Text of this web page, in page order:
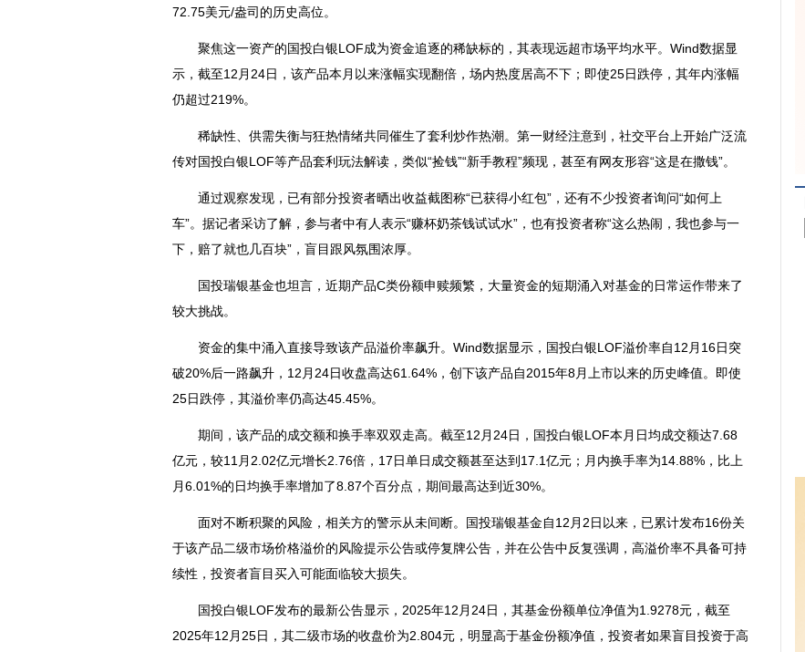
72.75美元/盎司的历史高位。
聚焦这一资产的国投白银LOF成为资金追逐的稀缺标的，其表现远超市场平均水平。Wind数据显
示，截至12月24日，该产品本月以来涨幅实现翻倍，场内热度居高不下；即使25日跌停，其年内涨幅
仍超过219%。
稀缺性、供需失衡与狂热情绪共同催生了套利炒作热潮。第一财经注意到，社交平台上开始广泛流
传对国投白银LOF等产品套利玩法解读，类似“捡钱”“新手教程”频现，甚至有网友形容“这是在撒钱”。
通过观察发现，已有部分投资者晒出收益截图称“已获得小红包”，还有不少投资者询问“如何上
车”。据记者采访了解，参与者中有人表示“赚杯奶茶钱试试水”，也有投资者称“这么热闹，我也参与一
下，赔了就也几百块”，盲目跟风氛围浓厚。
国投瑞银基金也坦言，近期产品C类份额申赎频繁，大量资金的短期涌入对基金的日常运作带来了
较大挑战。
资金的集中涌入直接导致该产品溢价率飙升。Wind数据显示，国投白银LOF溢价率自12月16日突
破20%后一路飙升，12月24日收盘高达61.64%，创下该产品自2015年8月上市以来的历史峰值。即使
25日跌停，其溢价率仍高达45.45%。
期间，该产品的成交额和换手率双双走高。截至12月24日，国投白银LOF本月日均成交额达7.68
亿元，较11月2.02亿元增长2.76倍，17日单日成交额甚至达到17.1亿元；月内换手率为14.88%，比上
月6.01%的日均换手率增加了8.87个百分点，期间最高达到近30%。
面对不断积聚的风险，相关方的警示从未间断。国投瑞银基金自12月2日以来，已累计发布16份关
于该产品二级市场价格溢价的风险提示公告或停复牌公告，并在公告中反复强调，高溢价率不具备可持
续性，投资者盲目买入可能面临较大损失。
国投白银LOF发布的最新公告显示，2025年12月24日，其基金份额单位净值为1.9278元，截至
2025年12月25日，其二级市场的收盘价为2.804元，明显高于基金份额净值，投资者如果盲目投资于高